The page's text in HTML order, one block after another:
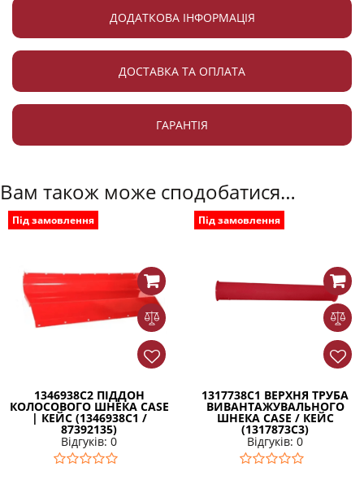
ДОДАТКОВА ІНФОРМАЦІЯ
ДОСТАВКА ТА ОПЛАТА
ГАРАНТІЯ
Вам також може сподобатися…
Під замовлення
1346938C2 ПІДДОН
КОЛОСОВОГО ШНЕКА CASE
| КЕЙС (1346938C1 /
87392135)
Відгуків: 0
Під замовлення
1317738C1 ВЕРХНЯ ТРУБА
ВИВАНТАЖУВАЛЬНОГО
ШНЕКА CASE / КЕЙС
(1317873С3)
Відгуків: 0